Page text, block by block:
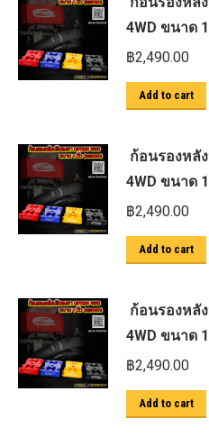
4WD ขนาด
฿2,490.00
Add to cart
ก้อนรองหลั
4WD ขนาด
฿2,490.00
Add to cart
ก้อนรองหลั
4WD ขนาด
฿2,490.00
Add to cart